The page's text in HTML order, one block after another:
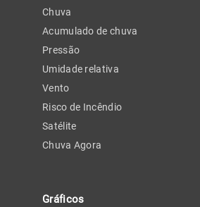
Chuva
Acumulado de chuva
Pressão
Umidade relativa
Vento
Risco de Incêndio
Satélite
Chuva Agora
Gráficos